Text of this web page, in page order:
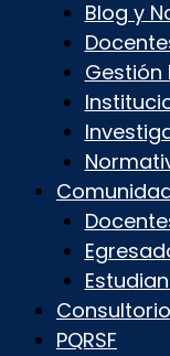
Blog y
Gestión
PQRSF